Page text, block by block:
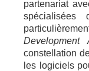
partenariat
spécialisées
Development
constellation
les logiciels